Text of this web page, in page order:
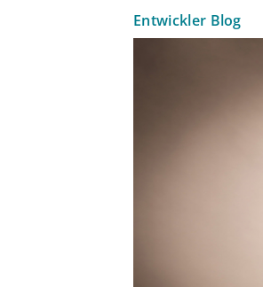
Entwickler Blog